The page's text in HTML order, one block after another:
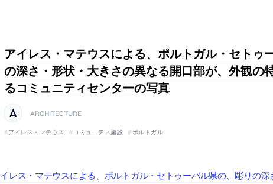
アイレス・マテウスによる、ポルトガル・セトゥ
の深さ・形状・大きさの異なる開口部が、外観の
るコミュニティセンターの写真
ARCHITECTURE
アイレス・マテウス コミュニティ施設 ポルトガル
レス・マテウスによる、ポルトガル・セトゥーバル県の、彫りの